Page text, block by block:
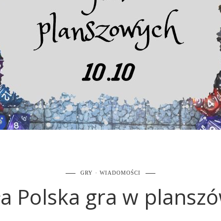
GRY WIADOMOŚCI
Polska gra w